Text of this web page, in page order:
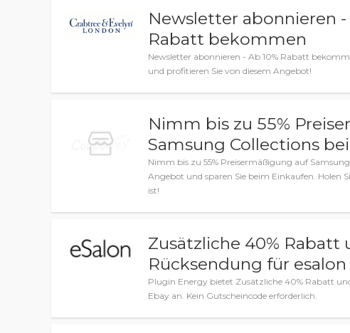
Newsletter abonnieren -
Rabatt bekommen
Newsletter abonnieren - Ab 10% Rabatt
und profitieren Sie von diesem Angebot!
Nimm bis zu 55%
Samsung Collections
Nimm bis zu 55% Preisermäßigung auf
Angebot und sparen Sie beim Einkaufen. Holen
ist!
Zusätzliche 40% Rabatt
Rücksendung für
Plugin Energy bietet Zusätzliche 40% Rabatt
Ebay an. Kein Gutscheincode erforderlich.